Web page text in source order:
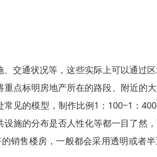
交通状况等，这些实际上可以通过区
点标明房地产所在的路段、附近的大
见的模型，制作比例1：100~1：
施的分布是否人性化等都一目了然
销售楼房，一般都会采用透明或者